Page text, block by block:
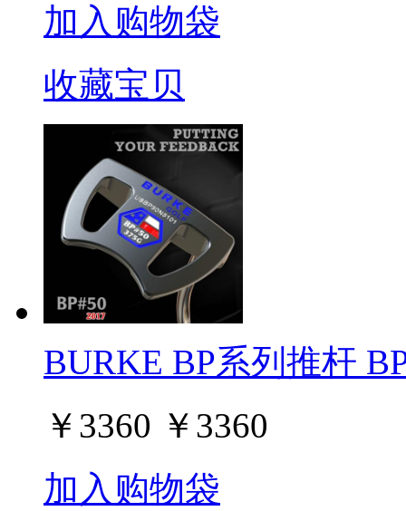
加入购物袋
收藏宝贝
BURKE BP系列推杆
￥ 3360 ￥ 3360
加入购物袋